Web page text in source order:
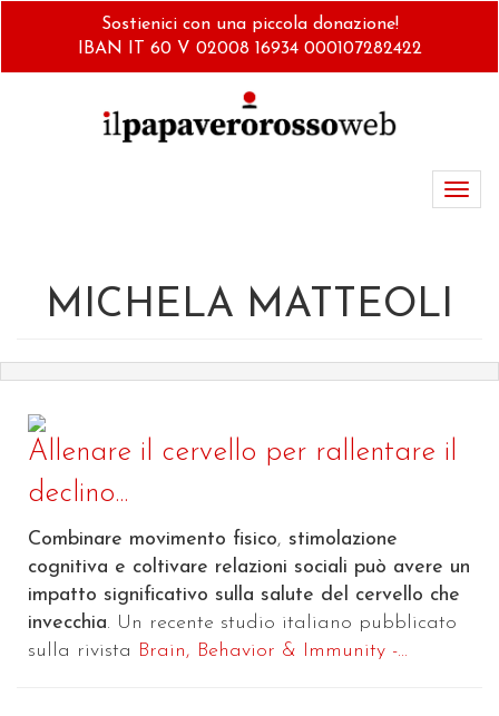
Sostienici con una piccola donazione!
IBAN IT 60 V 02008 16934 000107282422
MICHELA MATTEOLI
Allenare il cervello per rallentare il
declino...
Combinare movimento fisico, stimolazione
cognitiva e coltivare relazioni sociali può avere un
impatto significativo sulla salute del cervello che
invecchia. Un recente studio italiano pubblicato
sulla rivista Brain, Behavior & Immunity -...